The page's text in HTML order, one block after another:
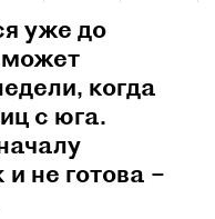
уже до
когда
с юга.
не готова –